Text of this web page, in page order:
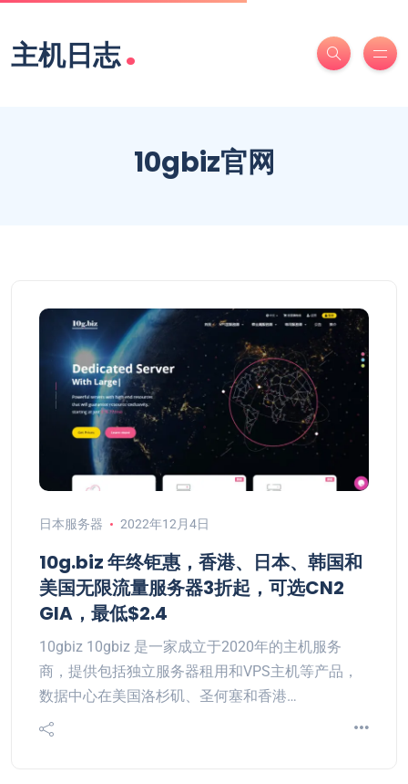
主机日志.
10gbiz官网
日本服务器 2022年12月4日
10g.biz 年终钜惠，香港、日本、韩国和
美国无限流量服务器3折起，可选CN2
GIA，最低$2.4
10gbiz 10gbiz 是一家成立于2020年的主机服务
商，提供包括独立服务器租用和VPS主机等产品，
数据中心在美国洛杉矶、圣何塞和香港…